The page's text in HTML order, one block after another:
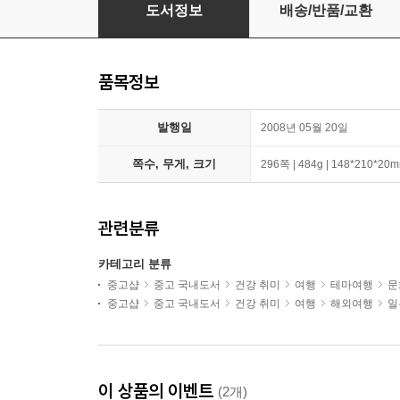
도서정보 배송/반품/교환
품목정보
발행일 2008년 05월 20일
쪽수, 무게, 크기 296쪽 | 484g |
관련분류
카테고리 분류
중고샵 중고 국내도서 건강 취미 여행 테마여행
중고샵
중고 국내도서 건강 취미 여행 해외여행
이 상품의 이벤트 (2개)